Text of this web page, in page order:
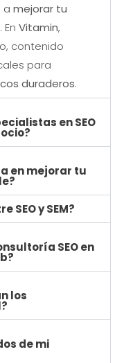
amejorar tu
. EnVitamin,
contenido
para
duraderos.
en SEO
en mejorar tu
SEO y SEM?
SEO en
los
de mi